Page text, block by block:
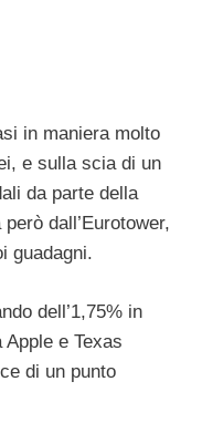
in maniera molto
e sulla scia di un
da parte della
dall’Eurotower,
guadagni.
dell’1,75% in
e Texas
di un punto